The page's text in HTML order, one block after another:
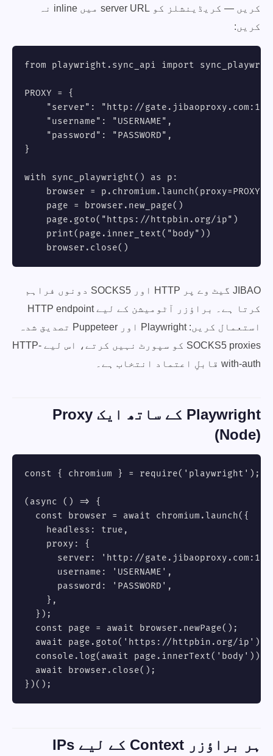
کریں — کریڈینشلز کو server URL میں inline نہ
کریں:
from playwright.sync_api import
PROXY = {
"server": "http://
    "username": "USERNAME",
    "password": "PASSWORD",
}
with sync_playwright() as p:
browser = p.chromium.launch(proxy=PROXY,
    page = browser.new_page()
    page.goto("https://httpbin.org/ip")
    print(page.inner_text("body"))
    browser.close()
JIBAO گیٹ وے پر HTTP اور SOCKS5 دونوں فراہم
کرتا ہے۔ براؤزر آٹومیشن کے لیے HTTP endpoint
استعمال کریں: Playwright اور Puppeteer تصدیق شدہ
SOCKS5 proxies کو سپورٹ نہیں کرتے، اس لیے HTTP-
with-auth قابلِ اعتماد انتخاب ہے۔
Playwright کے ساتھ ایک Proxy
(Node)
const { chromium } = require('playwright');
(async () => {
  const browser = await chromium.launch({
    headless: true,
    proxy: {
server: 'http://
      username: 'USERNAME',
      password: 'PASSWORD',
    },
  });
  const page = await browser.newPage();
  await page.goto('https://httpbin.org/ip');
  console.log(await page.innerText('body'));
  await browser.close();
})();
ہر براؤزر Context کے لیے IPs